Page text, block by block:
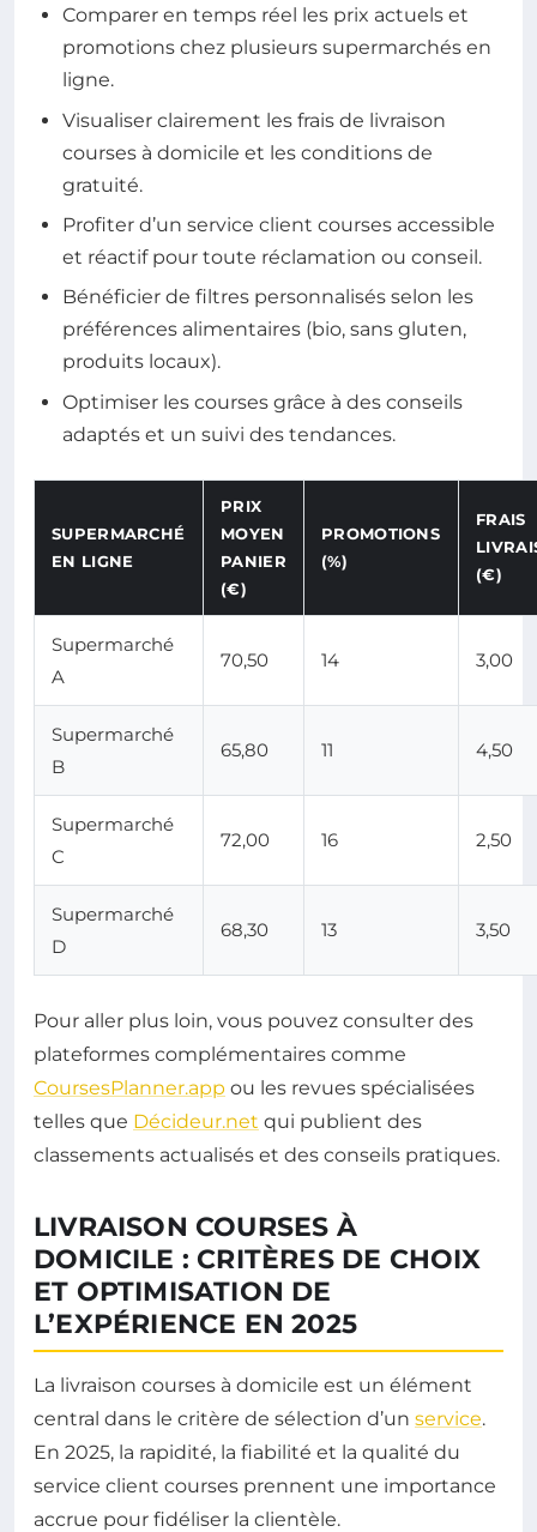
Comparer en temps réel les prix actuels et
promotions chez plusieurs supermarchés en
ligne.
Visualiser clairement les frais de livraison
courses à domicile et les conditions de
gratuité.
Profiter d’un service client courses accessible
et réactif pour toute réclamation ou conseil.
Bénéficier de filtres personnalisés selon les
préférences alimentaires (bio, sans gluten,
produits locaux).
Optimiser les courses grâce à des conseils
adaptés et un suivi des tendances.
SUPERMARCHÉ
EN LIGNE
PRIX
MOYEN
PANIER
(€)
PROMOTIONS
(%)
FRAIS
(€)
Supermarché
A
70,50 14 3,00
Supermarché
B
65,80 11 4,50
Supermarché
C
72,00 16 2,50
Supermarché
D
68,30 13 3,50
Pour aller plus loin, vous pouvez consulter des
plateformes complémentaires comme
CoursesPlanner.app ou les revues spécialisées
telles que Décideur.net qui publient des
classements actualisés et des conseils pratiques.
LIVRAISON COURSES À
DOMICILE : CRITÈRES DE CHOIX
ET OPTIMISATION DE
L’EXPÉRIENCE EN 2025
La livraison courses à domicile est un élément
central dans le critère de sélection d’un service.
En 2025, la rapidité, la fiabilité et la qualité du
service client courses prennent une importance
accrue pour fidéliser la clientèle.